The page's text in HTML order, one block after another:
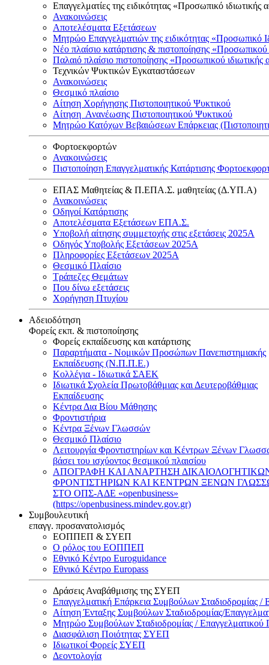
Επαγγελματίες της ειδικότητας «Προσωπικό ιδιωτικής
Ανακοινώσεις
Αποτελέσματα Εξετάσεων
Μητρώο Επαγγελματιών της ειδικότητας «Προσωπικό
Νέο πλαίσιο κατάρτισης & πιστοποίησης «Προσωπικού
Παλαιό πλαίσιο πιστοποίησης «Προσωπικού
Τεχνικών Ψυκτικών Εγκαταστάσεων
Ανακοινώσεις
Θεσμικό πλαίσιο
Αίτηση Χορήγησης Πιστοποιητικού Ψυκτικού
Αίτηση Ανανέωσης Πιστοποιητικού Ψυκτικού
Μητρώο Κατόχων Βεβαιώσεων Επάρκειας
Φορτοεκφορτών
Ανακοινώσεις
Πιστοποίηση Επαγγελματικής Κατάρτισης
ΕΠΑΣ Μαθητείας & Π.ΕΠΑ.Σ. μαθητείας (Δ.ΥΠ.Α)
Ανακοινώσεις
Oδηγοί Κατάρτισης
Αποτελέσματα Εξετάσεων ΕΠΑ.Σ.
Υποβολή αίτησης συμμετοχής στις εξετάσεις 2025Α
Οδηγός Υποβολής Εξετάσεων 2025A
Πληροφορίες Εξετάσεων 2025Α
Θεσμικό Πλαίσιο
Τράπεζες Θεμάτων
Που δίνω εξετάσεις
Χορήγηση Πτυχίου
Αδειοδότηση
Φορείς εκπ. & πιστοποίησης
Φορείς εκπαίδευσης και κατάρτισης
Παραρτήματα - Νομικών Προσώπων Πανεπιστημιακής
Εκπαίδευσης (Ν.Π.Π.Ε.)
Κολλέγια - Ιδιωτικά ΣΑΕΚ
Ιδιωτικά Σχολεία Πρωτοβάθμιας και Δευτεροβάθμιας
Εκπαίδευσης
Κέντρα Δια Βίου Μάθησης
Φροντιστήρια
Κέντρα Ξένων Γλωσσών
Θεσμικό Πλαίσιο
Λειτουργία Φροντιστηρίων και Κέντρων Ξένων
βάσει του ισχύοντος θεσμικού πλαισίου
ΑΠΟΓΡΑΦΗ ΚΑΙ ΑΝΑΡΤΗΣΗ
ΦΡΟΝΤΙΣΤΗΡΙΩΝ ΚΑΙ ΚΕΝΤΡΩΝ ΞΕΝΩΝ
ΣΤΟ ΟΠΣ-ΑΔΕ «openbusiness»
(https://openbusiness.mindev.gov.gr)
Συμβουλευτική
επαγγ. προσανατολισμός
ΕΟΠΠΕΠ & ΣΥΕΠ
Ο ρόλος του ΕΟΠΠΕΠ
Εθνικό Κέντρο Euroguidance
Εθνικό Κέντρο Europass
Δράσεις Αναβάθμισης της ΣΥΕΠ
Επαγγελματική Επάρκεια Συμβούλων Σταδιοδρομίας /
Αίτηση Ένταξης Συμβούλων Σταδιοδρομίας/
Μητρώο Συμβούλων Σταδιοδρομίας / Επαγγελματικού
Διασφάλιση Ποιότητας ΣΥΕΠ
Ιδιωτικοί Φορείς ΣΥΕΠ
Δεοντολογία